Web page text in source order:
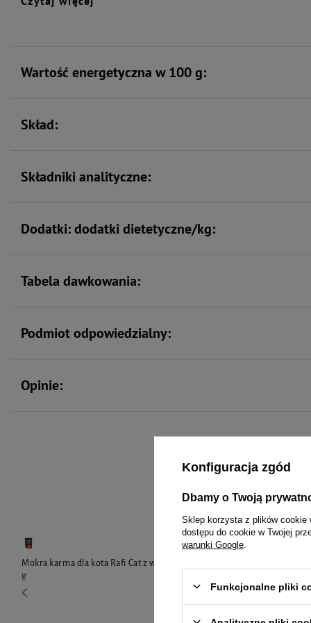
Wartość energetyczna w 100 g:
Skład:
Składniki analityczne:
Dodatki: dodatki dietetyczne/kg:
Tabela dawkowania:
Podmiot odpowiedzialny:
Opinie:
To
Mokra karma dla kota Rafi Cat z wołowiną 300
g
Konfiguracja zgód
Dbamy o Twoją
Sklep korzysta z plików cookie
dostępu do cookie w Twojej
warunki Google
Funkcjonalne pliki